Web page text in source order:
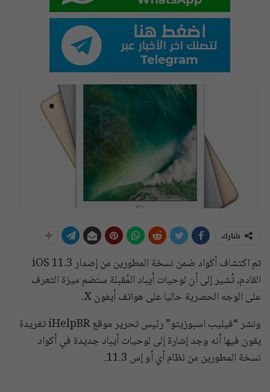
شارك
تم اكتشاف أكواد ضمن نسخة المطورين من إصدار iOS 11.3
القادم، تُشير إلى أن لوحيات أيباد المُقبلة ستضم ميزة التعرف
على الوجه الحصرية حاليا على هواتف أيفون X.
ونشر “فيليب اسبوزيتو” رئيس تحرير موقع iHelpBR تغريدة
يقون فيها أنه وجد إشارة إلى لوحيات أيباد جديدة في أكواد
نسخة المطورين من نظام أي أو إس 11.3.